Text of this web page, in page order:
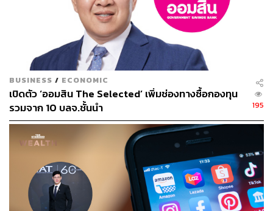
BUSINESS / ECONOMIC
เปิดตัว ‘ออมสิน The Selected’ เพิ่มช่องทางซื้อกองทุน
รวมจาก 10 บลจ.ชั้นนำ
195